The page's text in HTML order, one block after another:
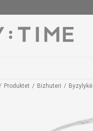
Produktet Bizhuteri Byzylykë